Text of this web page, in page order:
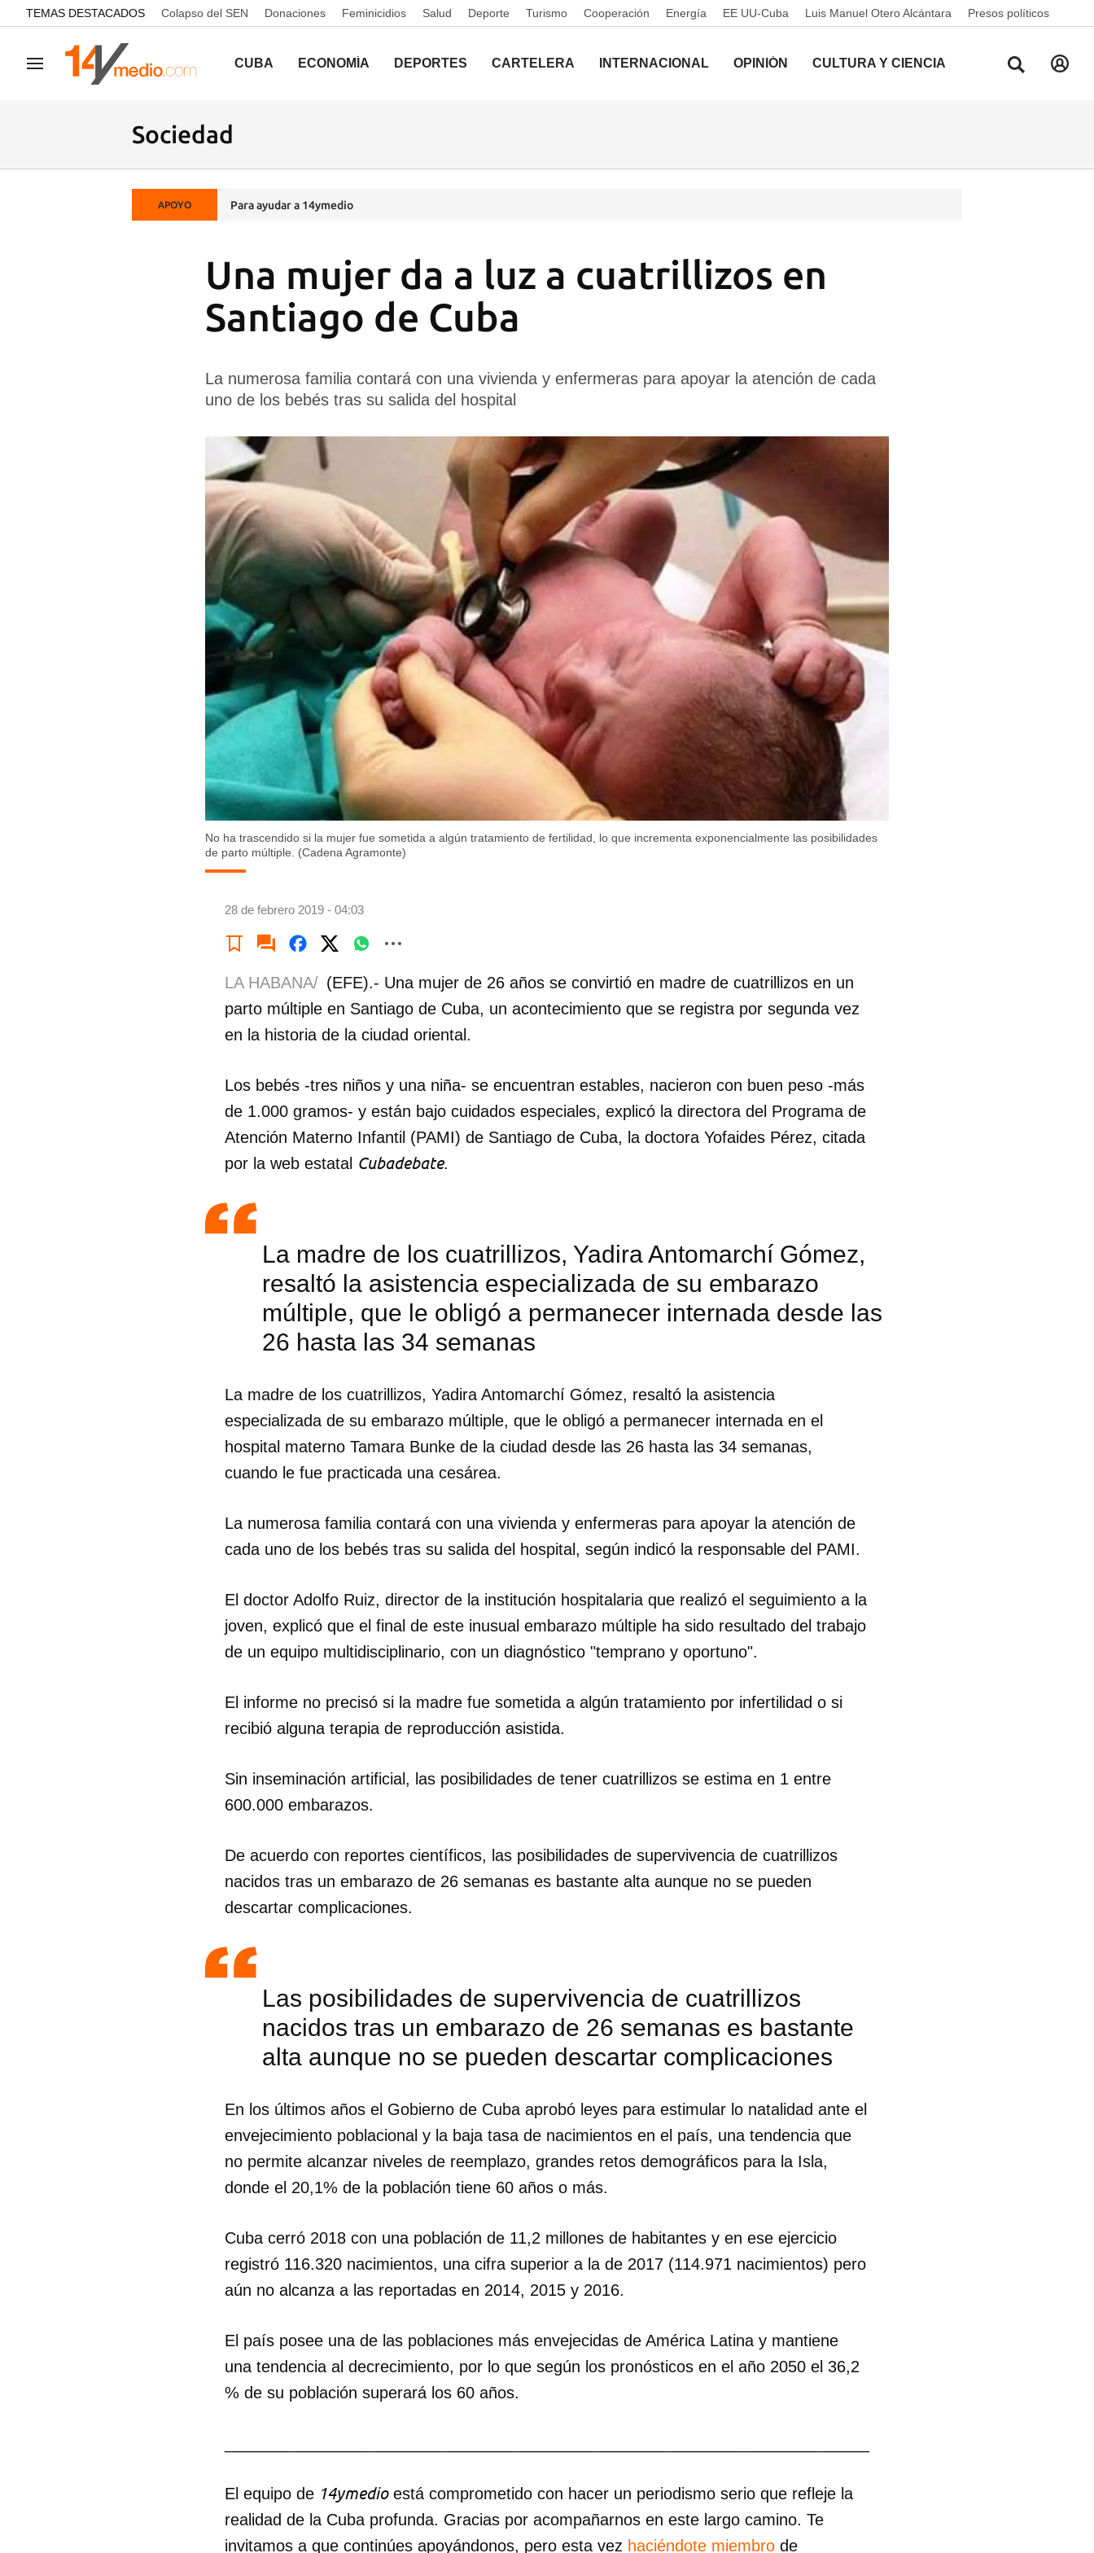
common.go-to-content
TEMAS DESTACADOS Colapso del SEN Donaciones Feminicidios Salud Deporte Turismo Cooperación Energía EE UU-Cuba Luis Manuel Otero Alcántara Presos políticos
Navegación CUBA ECONOMÍA DEPORTES CARTELERA INTERNACIONAL OPINIÓN CULTURA Y CIENCIA
Sociedad
APOYO Para ayudar a 14ymedio
Una mujer da a luz a cuatrillizos en
Santiago de Cuba
La numerosa familia contará con una vivienda y enfermeras para apoyar la atención de cada
uno de los bebés tras su salida del hospital
No ha trascendido si la mujer fue sometida a algún tratamiento de fertilidad, lo que incrementa exponencialmente las posibilidades
de parto múltiple. (Cadena Agramonte)
28 de febrero 2019 - 04:03
Para poder guardar como favorito, primero has de iniciar sesión con tu
cuenta de 14ymedio.
INICIAR SESIÓN CANCELAR
LA HABANA/ (EFE).- Una mujer de 26 años se convirtió en madre de cuatrillizos en un
parto múltiple en Santiago de Cuba, un acontecimiento que se registra por segunda vez
en la historia de la ciudad oriental.
Los bebés -tres niños y una niña- se encuentran estables, nacieron con buen peso -más
de 1.000 gramos- y están bajo cuidados especiales, explicó la directora del Programa de
Atención Materno Infantil (PAMI) de Santiago de Cuba, la doctora Yofaides Pérez, citada
por la web estatal Cubadebate.
La madre de los cuatrillizos, Yadira Antomarchí Gómez,
resaltó la asistencia especializada de su embarazo
múltiple, que le obligó a permanecer internada desde las
26 hasta las 34 semanas
La madre de los cuatrillizos, Yadira Antomarchí Gómez, resaltó la asistencia
especializada de su embarazo múltiple, que le obligó a permanecer internada en el
hospital materno Tamara Bunke de la ciudad desde las 26 hasta las 34 semanas,
cuando le fue practicada una cesárea.
La numerosa familia contará con una vivienda y enfermeras para apoyar la atención de
cada uno de los bebés tras su salida del hospital, según indicó la responsable del PAMI.
El doctor Adolfo Ruiz, director de la institución hospitalaria que realizó el seguimiento a la
joven, explicó que el final de este inusual embarazo múltiple ha sido resultado del trabajo
de un equipo multidisciplinario, con un diagnóstico "temprano y oportuno".
El informe no precisó si la madre fue sometida a algún tratamiento por infertilidad o si
recibió alguna terapia de reproducción asistida.
Sin inseminación artificial, las posibilidades de tener cuatrillizos se estima en 1 entre
600.000 embarazos.
De acuerdo con reportes científicos, las posibilidades de supervivencia de cuatrillizos
nacidos tras un embarazo de 26 semanas es bastante alta aunque no se pueden
descartar complicaciones.
Las posibilidades de supervivencia de cuatrillizos
nacidos tras un embarazo de 26 semanas es bastante
alta aunque no se pueden descartar complicaciones
En los últimos años el Gobierno de Cuba aprobó leyes para estimular lo natalidad ante el
envejecimiento poblacional y la baja tasa de nacimientos en el país, una tendencia que
no permite alcanzar niveles de reemplazo, grandes retos demográficos para la Isla,
donde el 20,1% de la población tiene 60 años o más.
Cuba cerró 2018 con una población de 11,2 millones de habitantes y en ese ejercicio
registró 116.320 nacimientos, una cifra superior a la de 2017 (114.971 nacimientos) pero
aún no alcanza a las reportadas en 2014, 2015 y 2016.
El país posee una de las poblaciones más envejecidas de América Latina y mantiene
una tendencia al decrecimiento, por lo que según los pronósticos en el año 2050 el 36,2
% de su población superará los 60 años.
El equipo de 14ymedioestá comprometido con hacer un periodismo serio que refleje la
realidad de la Cuba profunda. Gracias por acompañarnos en este largo camino. Te
invitamos a que continúes apoyándonos, pero esta vez haciéndote miembro de